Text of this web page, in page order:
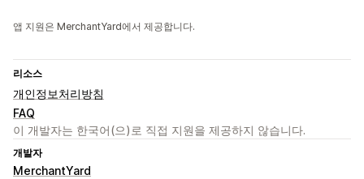
앱 지원은 MerchantYard에서 제공합니다.
리소스
개인정보처리방침
FAQ
이 개발자는 한국어(으)로 직접 지원을 제공하지 않습니다.
개발자
MerchantYard